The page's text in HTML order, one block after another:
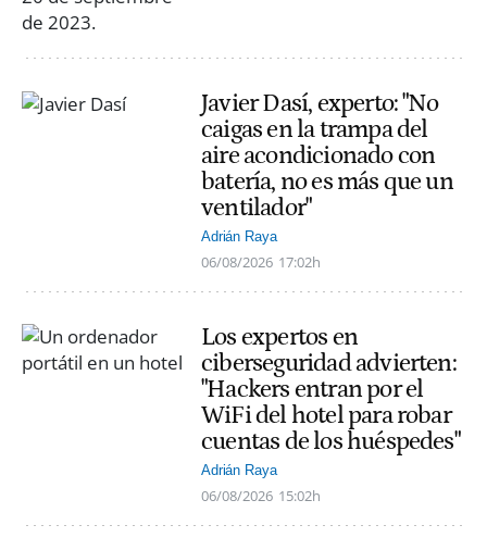
Javier Dasí, experto: "No
caigas en la trampa del
aire acondicionado con
batería, no es más que un
ventilador"
Adrián Raya
06/08/2026 17:02h
Los expertos en
ciberseguridad advierten:
"Hackers entran por el
WiFi del hotel para robar
cuentas de los huéspedes"
Adrián Raya
06/08/2026 15:02h